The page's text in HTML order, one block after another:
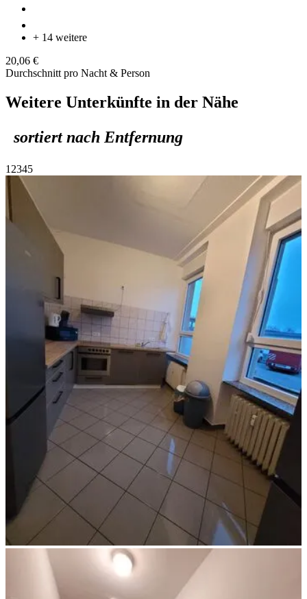
+ 14 weitere
20,06 €
Durchschnitt pro Nacht & Person
Weitere Unterkünfte in der Nähe
sortiert nach Entfernung
1 2345